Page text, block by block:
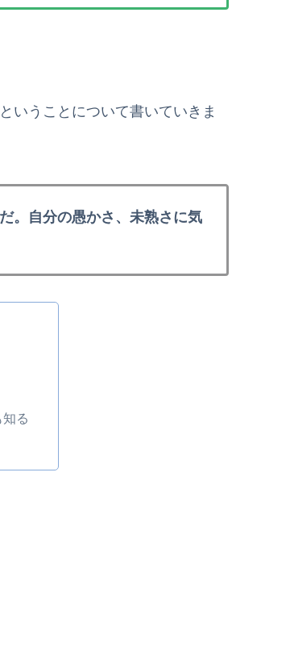
いうことについて書いていきま
。自分の愚かさ、未熟さに気
る